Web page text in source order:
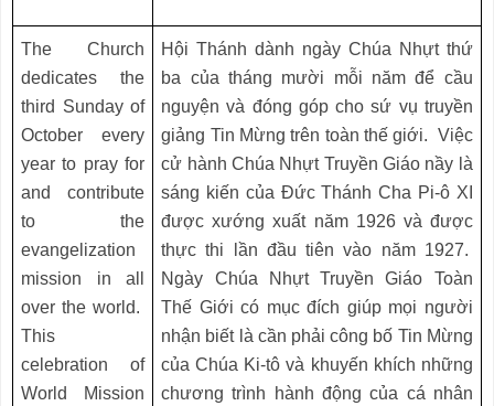
The Church
dedicates the
third Sunday of
October every
year to pray for
and contribute
to the
evangelization
mission in all
over the world.
This
celebration of
World Mission
Hội Thánh dành ngày Chúa Nhựt thứ
ba của tháng mười mỗi năm để cầu
nguyện và đóng góp cho sứ vụ truyền
giảng Tin Mừng trên toàn thế giới. Việc
cử hành Chúa Nhựt Truyền Giáo nầy là
sáng kiến của Đức Thánh Cha Pi-ô XI
được xướng xuất năm 1926 và được
thực thi lần đầu tiên vào năm 1927.
Ngày Chúa Nhựt Truyền Giáo Toàn
Thế Giới có mục đích giúp mọi người
nhận biết là cần phải công bố Tin Mừng
của Chúa Ki-tô và khuyến khích những
chương trình hành động của cá nhân